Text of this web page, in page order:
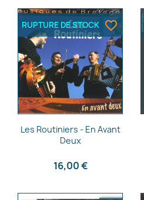
Aperçu rapide
Les Routiniers - En Avant
Deux
16,00 €
RUPTURE DE STOCK favorite_border